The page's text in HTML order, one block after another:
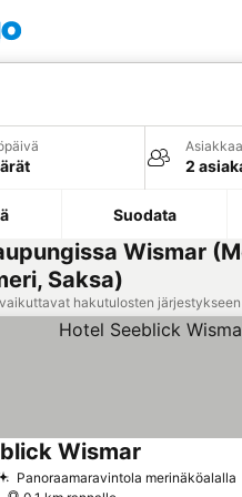
2
Suodata
Wismar
Saksa)
hakutulosten järjestykseen
Panoraamaravintola merinäköalalla
Wismar